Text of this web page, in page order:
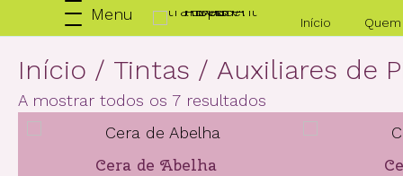
Menu Início
Início / Tintas / Auxiliares de
A mostrar todos os 7 resultados
Cera de Abelha